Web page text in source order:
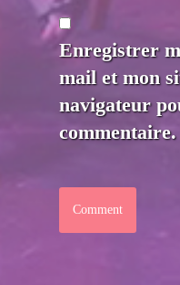
Enregistrer
mail et mon
navigateur
commentaire.